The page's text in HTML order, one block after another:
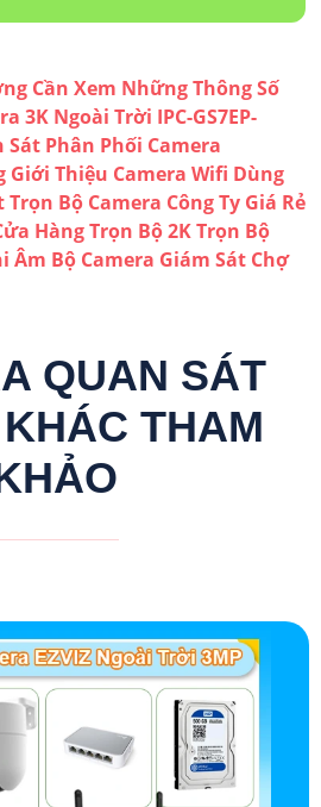
Cần Xem Những Thông Số
3K Ngoài Trời IPC-GS7EP-
Sát Phân Phối Camera
Giới Thiệu Camera Wifi Dùng
Bộ Camera Công Ty Giá Rẻ
Hàng Trọn Bộ 2KTrọn Bộ
Âm Bộ Camera Giám Sát Chợ
QUAN SÁT
THAM